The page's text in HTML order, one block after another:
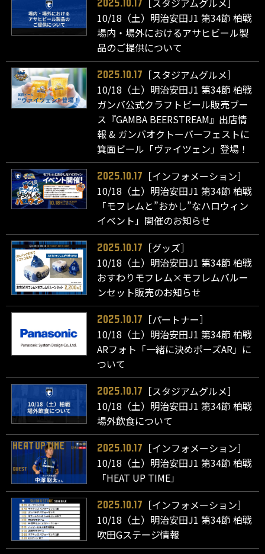
2025.10.17
［スタジアムグルメ］
10/18（土）明治安田J1 第34節 柏戦
場内・場外におけるアサヒビール製
品のご提供について
2025.10.17
［スタジアムグルメ］
10/18（土）明治安田J1 第34節 柏戦
ガンバ公式クラフトビール販売ブー
ス『GAMBA BEERSTREAM』出店情
報 & ガンバオクトーバーフェストに
箕面ビール「ヴァイツェン」登場！
2025.10.17
［インフォメーション］
10/18（土）明治安田J1 第34節 柏戦
「モフレムと”おかし”なハロウィン
イベント」開催のお知らせ
2025.10.17
［グッズ］
10/18（土）明治安田J1 第34節 柏戦
おすわりモフレム×モフレムバルー
ンセット販売のお知らせ
2025.10.17
［パートナー］
10/18（土）明治安田J1 第34節 柏戦
ARフォト「一緒に決めポーズAR」に
ついて
2025.10.17
［スタジアムグルメ］
10/18（土）明治安田J1 第34節 柏戦
場外飲食について
2025.10.17
［インフォメーション］
10/18（土）明治安田J1 第34節 柏戦
「HEAT UP TIME」
2025.10.17
［インフォメーション］
10/18（土）明治安田J1 第34節 柏戦
吹田Gステージ情報